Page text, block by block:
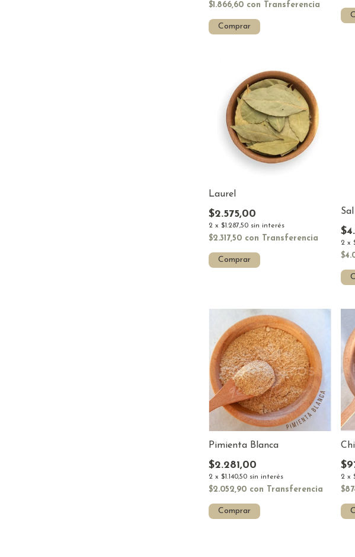
$1.866,60 con Transferencia
Comprar
Laurel
$2.575,00
2 x$1.287,50 sin interés
$2.317,50 con Transferencia
Comprar
2 x
Pimienta Blanca
$2.281,00
2 x$1.140,50 sin interés
$2.052,90 con Transferencia
Comprar
2 x